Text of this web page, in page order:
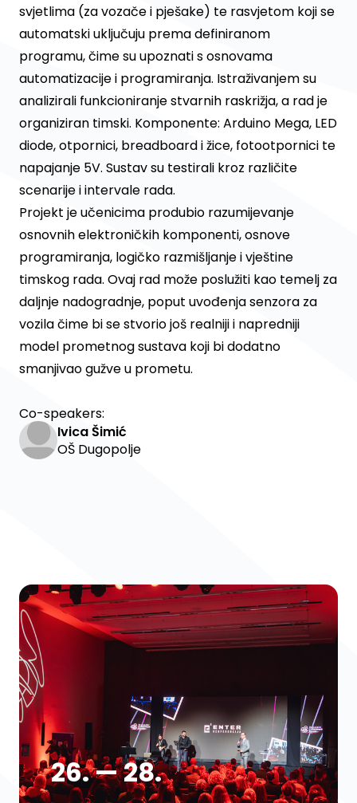
svjetlima (za vozače i pješake) te rasvjetom koji se
automatski uključuju prema definiranom
programu, čime su upoznati s osnovama
automatizacije i programiranja. Istraživanjem su
analizirali funkcioniranje stvarnih raskrižja, a rad je
organiziran timski. Komponente: Arduino Mega, LED
diode, otpornici, breadboard i žice, fotootpornici te
napajanje 5V. Sustav su testirali kroz različite
scenarije i intervale rada.
Projekt je učenicima produbio razumijevanje
osnovnih elektroničkih komponenti, osnove
programiranja, logičko razmišljanje i vještine
timskog rada. Ovaj rad može poslužiti kao temelj za
daljnje nadogradnje, poput uvođenja senzora za
vozila čime bi se stvorio još realniji i napredniji
model prometnog sustava koji bi dodatno
smanjivao gužve u prometu.
Co-speakers:
Ivica Šimić
OŠ Dugopolje
26. — 28.